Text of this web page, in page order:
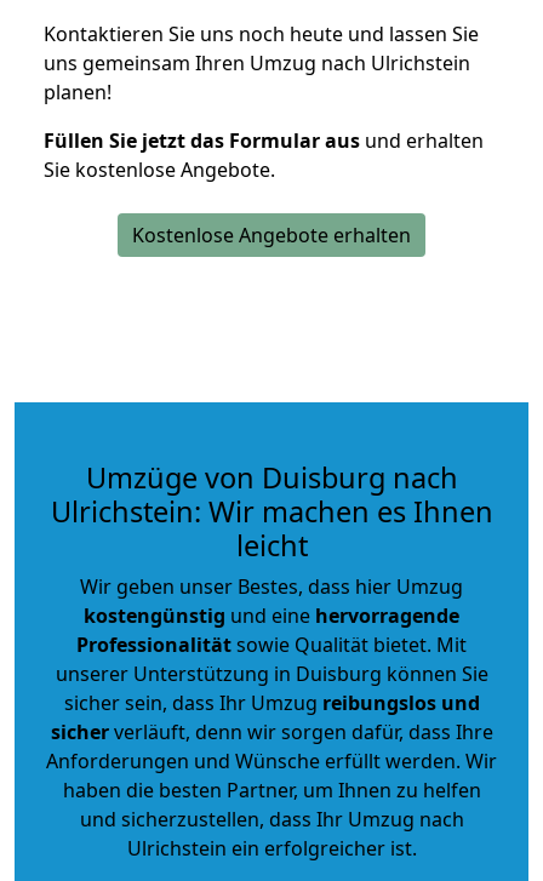
Kontaktieren Sie uns noch heute und lassen Sie
uns gemeinsam Ihren Umzug nach Ulrichstein
planen!
Füllen Sie jetzt das Formular aus und erhalten
Sie kostenlose Angebote.
Kostenlose Angebote erhalten
Umzüge von Duisburg nach
Ulrichstein: Wir machen es Ihnen
leicht
Wir geben unser Bestes, dass hier Umzug
kostengünstig und eine hervorragende
Professionalitätsowie Qualität bietet. Mit
unserer Unterstützung in Duisburg können Sie
sicher sein, dass Ihr Umzug reibungslos und
sicherverläuft, denn wir sorgen dafür, dass Ihre
Anforderungen und Wünsche erfüllt werden. Wir
haben die besten Partner, um Ihnen zu helfen
und sicherzustellen, dass Ihr Umzug nach
Ulrichstein ein erfolgreicher ist.